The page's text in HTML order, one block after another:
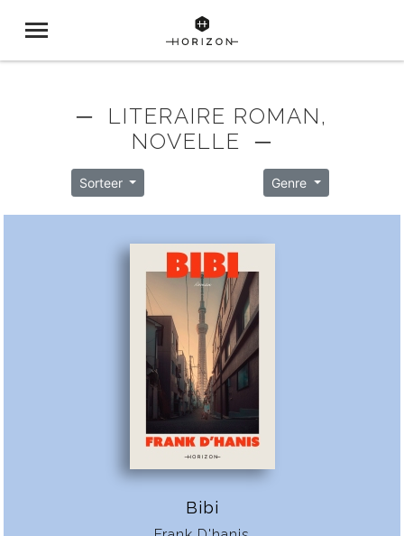
─ LITERAIRE ROMAN,
NOVELLE ─
Sorteer Genre
Bibi